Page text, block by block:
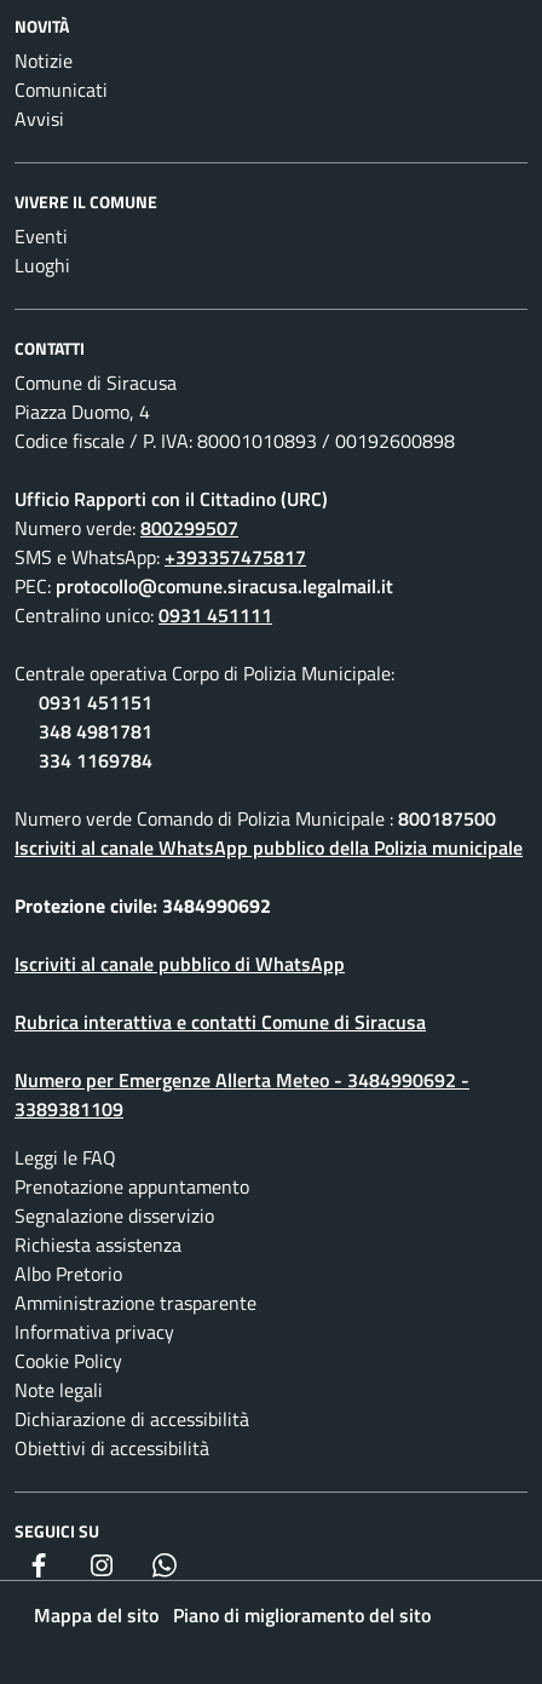
NOVITÀ
Notizie
Comunicati
Avvisi
VIVERE IL COMUNE
Eventi
Luoghi
CONTATTI
Comune di Siracusa
Piazza Duomo, 4
Codice fiscale / P. IVA: 80001010893 / 00192600898
Ufficio Rapporti con il Cittadino (URC)
Numero verde:800299507
SMS e WhatsApp:+393357475817
PEC: protocollo@comune.siracusa.legalmail.it
Centralino unico:0931 451111
Centrale operativa Corpo di Polizia Municipale:
0931 451151
348 4981781
334 1169784
Numero verde Comando di Polizia Municipale :800187500
Iscriviti al canale WhatsApp pubblico della Polizia municipale
Protezione civile: 3484990692
Iscriviti al canale pubblico di WhatsApp
Rubrica interattiva e contatti Comune di Siracusa
Numero per Emergenze Allerta Meteo - 3484990692 -
3389381109
Leggi le FAQ
Prenotazione appuntamento
Segnalazione disservizio
Richiesta assistenza
Albo Pretorio
Amministrazione trasparente
Informativa privacy
Cookie Policy
Note legali
Dichiarazione di accessibilità
Obiettivi di accessibilità
SEGUICI SU
Facebook Instagram
Mappa del sito Piano di miglioramento del sito